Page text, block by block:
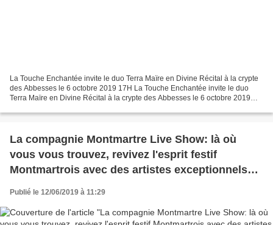
La Touche Enchantée invite le duo Terra Maïre en Divine Récital à la crypte
des Abbesses le 6 octobre 2019 17H La Touche Enchantée invite le duo
Terra Maïre en Divine Récital à la crypte des Abbesses le 6 octobre 2019
La compagnie Montmartre Live Show: là où
vous vous trouvez, revivez l'esprit festif
Montmartrois avec des artistes exceptionnels
Publié le 12/06/2019 à 11:29